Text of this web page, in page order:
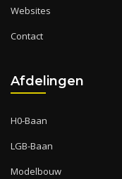
Websites
Contact
Afdelingen
H0-Baan
LGB-Baan
Modelbouw